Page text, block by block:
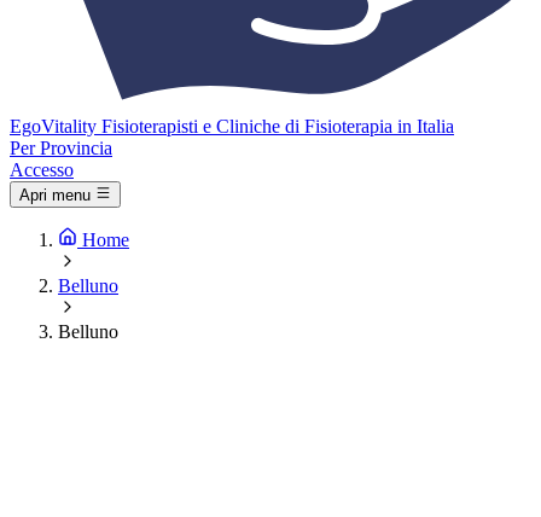
EgoVitality Fisioterapisti e Cliniche di Fisioterapia in Italia
Per Provincia
Accesso
Apri menu
Home
Belluno
Belluno